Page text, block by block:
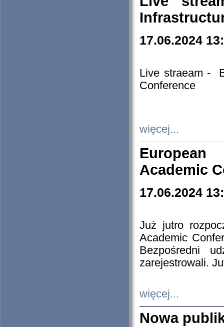
17.06.2024
Live straeam -
Conference
więcej...
European
Academic
17.06.2024
Już jutro
Academic
Bezpośredni
zarejestrowali.
więcej...
Nowa